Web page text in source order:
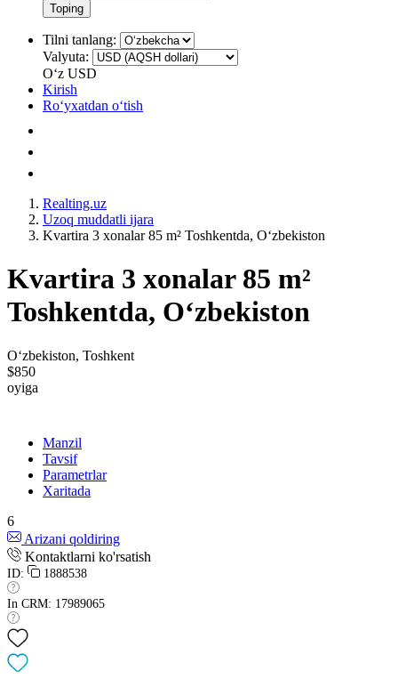
Toping
Tilni tanlang:
Valyuta:
Oʻz USD
Kirish
Roʻyxatdan oʻtish
Realting.uz
Uzoq muddatli ijara
Kvartira 3 xonalar 85 m² Toshkentda, Oʻzbekiston
Kvartira 3 xonalar 85 m²
Toshkentda, Oʻzbekiston
Oʻzbekiston, Toshkent
$850
oyiga
Manzil
Tavsif
Parametrlar
Xaritada
6
Arizani qoldiring
Kontaktlarni ko'rsatish
ID: 1888538
In CRM: 17989065